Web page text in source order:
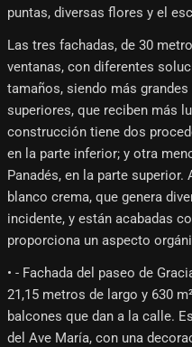
puntas, diversas flores y el
Las tres fachadas, de 30
ventanas, con diferentes
tamaños, siendo más
superiores, que reciben más
construcción tiene dos
en la parte inferior; y otra
Panadés, en la parte
blanco crema, que genera
incidente, y están acabadas
proporciona un aspecto
• - Fachada del paseo de
21,15 metros de largo y 630
balcones que dan a la calle.
del Ave María, con una